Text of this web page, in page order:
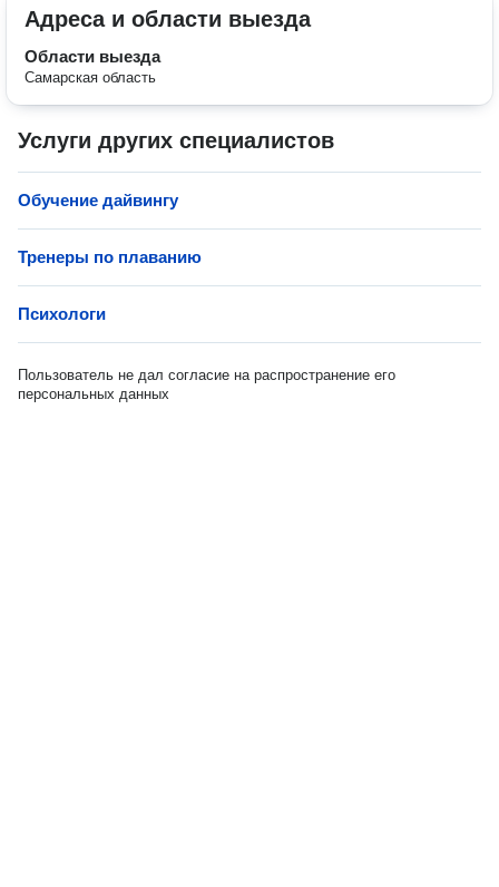
Адреса и области выезда
Области выезда
Самарская область
Услуги других специалистов
Обучение дайвингу
Тренеры по плаванию
Психологи
Пользователь не дал согласие на распространение его
персональных данных